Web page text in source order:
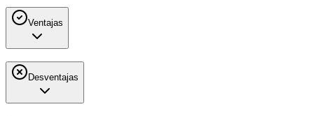
Ventajas
Desventajas